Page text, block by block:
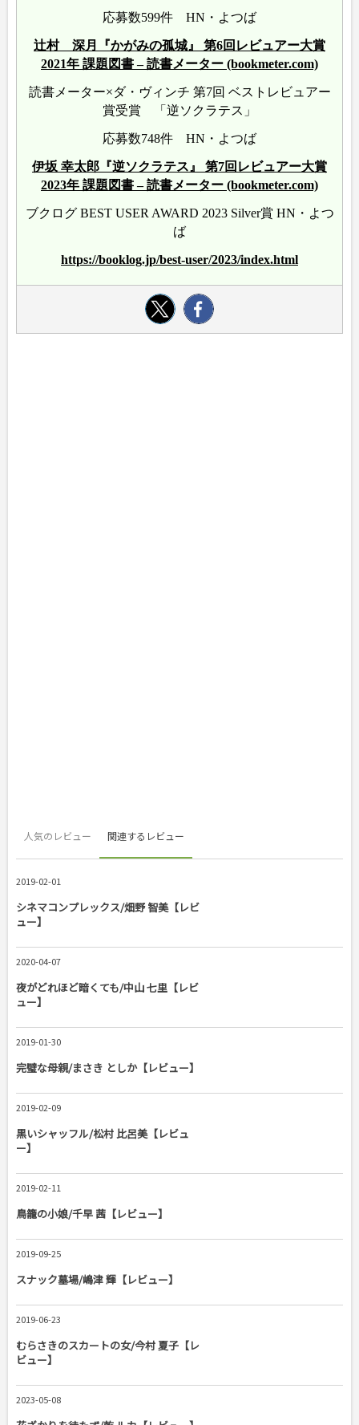
応募数599件 HN・よつば
辻村 深月『かがみの孤城』 第6回レビュアー大賞
2021年 課題図書 – 読書メーター (bookmeter.com)
読書メーター×ダ・ヴィンチ 第7回 ベストレビュアー
賞受賞 「逆ソクラテス」
応募数748件 HN・よつば
伊坂 幸太郎『逆ソクラテス』 第7回レビュアー大賞
2023年 課題図書 – 読書メーター (bookmeter.com)
ブクログ BEST USER AWARD 2023 Silver賞 HN・よつ
ば
https://booklog.jp/best-user/2023/index.html
人気のレビュー 関連するレビュー
2019-02-01
シネマコンプレックス/畑野 智美【レビ
ュー】
2020-04-07
夜がどれほど暗くても/中山 七里【レビ
ュー】
2019-01-30
完璧な母親/まさき としか【レビュー】
2019-02-09
黒いシャッフル/松村 比呂美【レビュ
ー】
2019-02-11
鳥籠の小娘/千早 茜【レビュー】
2019-09-25
スナック墓場/嶋津 輝【レビュー】
2019-06-23
むらさきのスカートの女/今村 夏子【レ
ビュー】
2023-05-08